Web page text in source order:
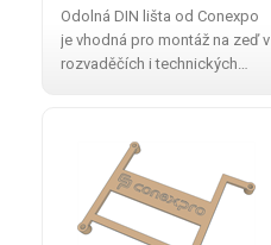
instalací a délkou 2M
Odolná DIN lišta od Conexpo
je vhodná pro montáž na zeď v
rozvaděčích i technických
Výhodou je pevný PETG plast ,